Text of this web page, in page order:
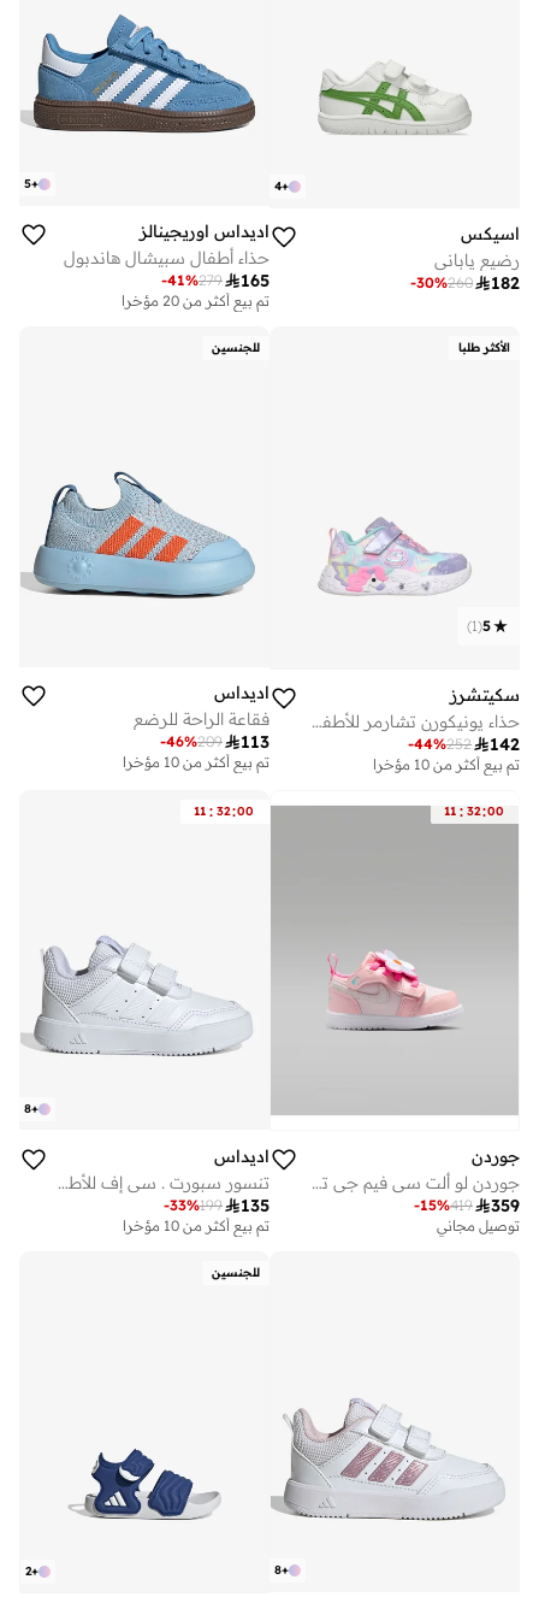
+
4
اسيكس
رضيع ياباني
182
260
-30%
+
5
اديداس اوريجينالز
حذاء أطفال سبيشال هاندبول
165
279
-41%
تم بيع أكثر من 20 مؤخرا
الأكثر طلبا
5
(
1
)
سكيتشرز
حذاء يونيكورن تشارمر للأطفال
142
252
-44%
تم بيع أكثر من 10 مؤخرا
للجنسين
اديداس
فقاعة الراحة للرضع
113
209
-46%
تم بيع أكثر من 10 مؤخرا
11 : 32:00
جوردن
جوردن لو ألت سي فيم جي تي للأطفال الرضع
359
419
-15%
توصيل مجاني
11 : 32:00
+
8
اديداس
تنسور سبورت . سي إف للأطفال الرضع
135
199
-33%
تم بيع أكثر من 10 مؤخرا
+
8
للجنسين
+
2